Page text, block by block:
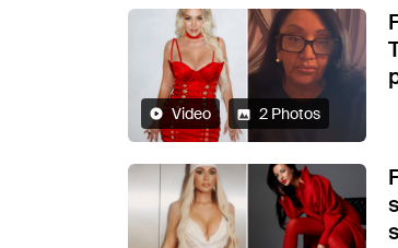
Video 2 Photos